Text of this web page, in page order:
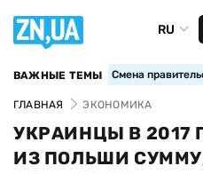
RU
ВАЖНЫЕ ТЕМЫ Смена
ГЛАВНАЯ ЭКОНОМИКА
УКРАИНЦЫ В 2017
ИЗ ПОЛЬШИ